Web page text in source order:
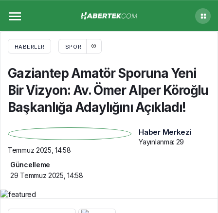
HABERLER SPOR
Gaziantep Amatör Sporuna Yeni
Bir Vizyon: Av. Ömer Alper Köroğlu
Başkanlığa Adaylığını Açıkladı!
Haber Merkezi
Yayınlanma: 29
Temmuz 2025, 14:58
Güncelleme
29 Temmuz 2025, 14:58
Gaziantep Amatör Sporuna Yeni Bir Vizyon:
Av. Ömer Alper Köroğlu Başkanlığa
Adaylığını Açıkladı!